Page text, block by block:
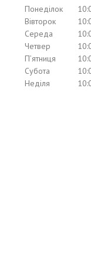
Понеділок
Вівторок
Середа
Четвер
Пʼятниця
Субота
Неділя